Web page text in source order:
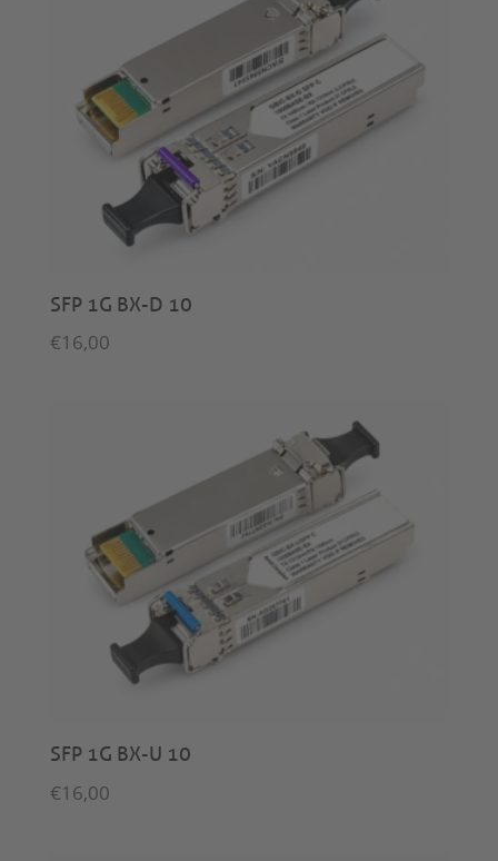
SFP 1G BX-D 10
€16,00
SFP 1G BX-U 10
€16,00